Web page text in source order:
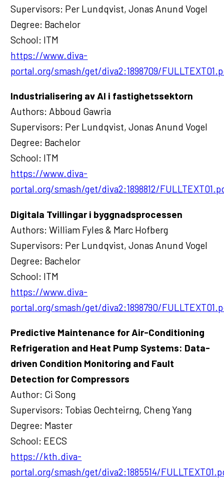
Supervisors: Per Lundqvist, Jonas Anund Vogel
Degree: Bachelor
School: ITM
https://www.diva-
portal.org/smash/get/diva2:1898709/
Industrialisering av AI i fastighetssektorn
Authors: Abboud Gawria
Supervisors: Per Lundqvist, Jonas Anund Vogel
Degree: Bachelor
School: ITM
https://www.diva-
portal.org/smash/get/diva2:1898812/
Digitala Tvillingar i byggnadsprocessen
Authors: William Fyles & Marc Hofberg
Supervisors: Per Lundqvist, Jonas Anund Vogel
Degree: Bachelor
School: ITM
https://www.diva-
portal.org/smash/get/diva2:1898790/
Predictive Maintenance for Air-Conditioning
Refrigeration and Heat Pump Systems: Data-
driven Condition Monitoring and Fault
Detection for Compressors
Author: Ci Song
Supervisors: Tobias Oechteirng, Cheng Yang
Degree: Master
School: EECS
https://kth.diva-
portal.org/smash/get/diva2:1885514/